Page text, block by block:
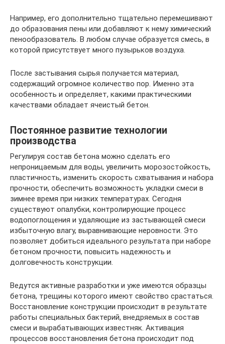
Например, его дополнительно тщательно перемешивают
до образования пены или добавляют к нему химический
пенообразователь. В любом случае образуется смесь, в
которой присутствует много пузырьков воздуха.
После застывания сырья получается материал,
содержащий огромное количество пор. Именно эта
особенность и определяет, какими практическими
качествами обладает ячеистый бетон.
Постоянное развитие технологии
производства
Регулируя состав бетона можно сделать его
непроницаемым для воды, увеличить морозостойкость,
пластичность, изменить скорость схватывания и набора
прочности, обеспечить возможность укладки смеси в
зимнее время при низких температурах. Сегодня
существуют опалубки, контролирующие процесс
водопоглощения и удаляющие из застывающей смеси
избыточную влагу, выравнивающие неровности. Это
позволяет добиться идеального результата при наборе
бетоном прочности, повысить надежность и
долговечность конструкции.
Ведутся активные разработки и уже имеются образцы
бетона, трещины которого имеют свойство срастаться.
Восстановление конструкции происходит в результате
работы специальных бактерий, внедряемых в состав
смеси и вырабатывающих известняк. Активация
процессов восстановления бетона происходит под